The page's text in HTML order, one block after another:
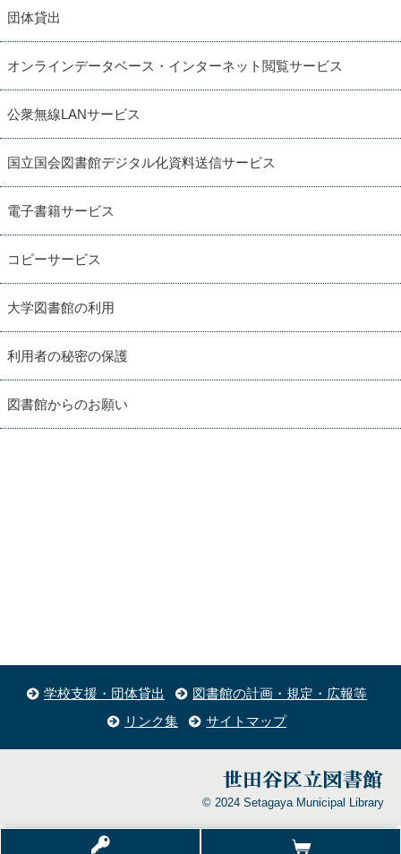
団体貸出
オンラインデータベース・インターネット閲覧サービス
公衆無線LANサービス
国立国会図書館デジタル化資料送信サービス
電子書籍サービス
コピーサービス
大学図書館の利用
利用者の秘密の保護
図書館からのお願い
学校支援・団体貸出
図書館の計画・規定・広報等
リンク集
サイトマップ
© 2024 Setagaya Municipal Library